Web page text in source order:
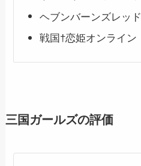
ヘブンバーンズレッド
戦国†恋姫オンライン
三国ガールズの評価